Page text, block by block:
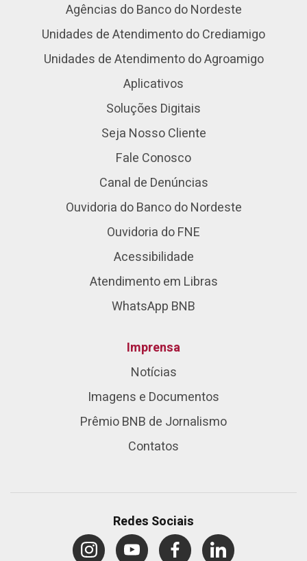
Agências do Banco do Nordeste
Unidades de Atendimento do Crediamigo
Unidades de Atendimento do Agroamigo
Aplicativos
Soluções Digitais
Seja Nosso Cliente
Fale Conosco
Canal de Denúncias
Ouvidoria do Banco do Nordeste
Ouvidoria do FNE
Acessibilidade
Atendimento em Libras
WhatsApp BNB
Imprensa
Notícias
Imagens e Documentos
Prêmio BNB de Jornalismo
Contatos
Redes Sociais